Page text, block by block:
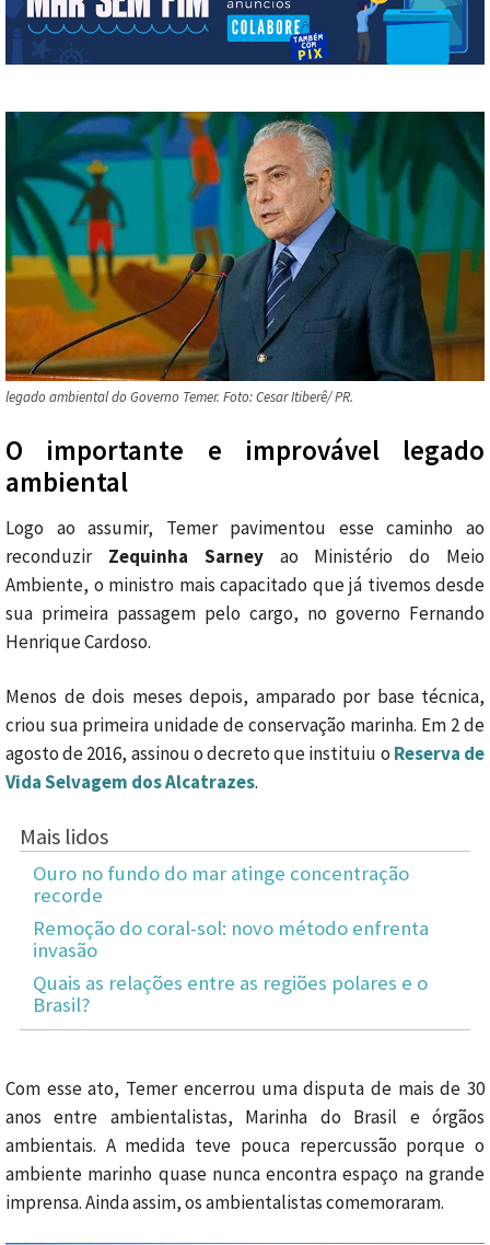
legado ambiental do Governo Temer. Foto: Cesar Itiberê/ PR.
O importante e improvável legado
ambiental
Logo ao assumir, Temer pavimentou esse caminho ao
reconduzir Zequinha Sarneyao Ministério do Meio
Ambiente, o ministro mais capacitado que já tivemos desde
sua primeira passagem pelo cargo, no governo Fernando
Henrique Cardoso.
Menos de dois meses depois, amparado por base técnica,
criou sua primeira unidade de conservação marinha. Em 2 de
agosto de 2016, assinou o decreto que instituiu o Reserva de
Vida Selvagem dos Alcatrazes.
Mais lidos
Ouro no fundo do mar atinge concentração
recorde
Remoção do coral-sol: novo método enfrenta
invasão
Quais as relações entre as regiões polares e o
Brasil?
Com esse ato, Temer encerrou uma disputa de mais de 30
anos entre ambientalistas, Marinha do Brasil e órgãos
ambientais. A medida teve pouca repercussão porque o
ambiente marinho quase nunca encontra espaço na grande
imprensa. Ainda assim, os ambientalistas comemoraram.